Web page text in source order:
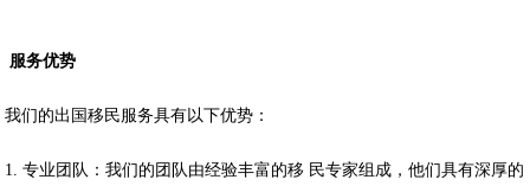
服务优势
我们的出国移民服务具有以下优势：
1. 专业团队：我们的团队由经验丰富的移 民专家组成，他们具有深厚的